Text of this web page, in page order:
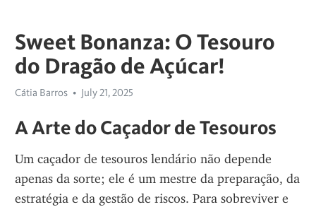
Sweet Bonanza: O Tesouro
do Dragão de Açúcar!
Cátia Barros July 21, 2025
A Arte do Caçador de Tesouros
Um caçador de tesouros lendário não depende
apenas da sorte; ele é um mestre da preparação, da
estratégia e da gestão de riscos. Para sobreviver e